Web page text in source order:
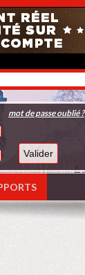
mot de passe oublié ?